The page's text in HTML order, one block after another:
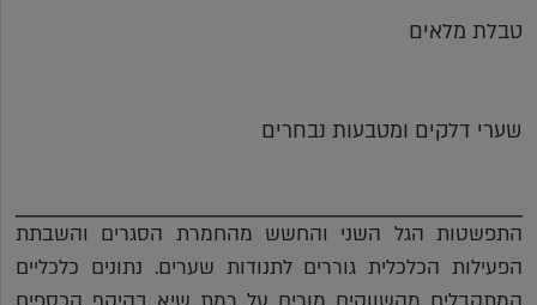
טבלת מלאים
שערי דלקים ומטבעות נבחרים
התפשטות הגל השני והחשש מהחמרת הסגרים והשבתת
הפעילות הכלכלית גוררים לתנודות שערים. נתונים כלכליים